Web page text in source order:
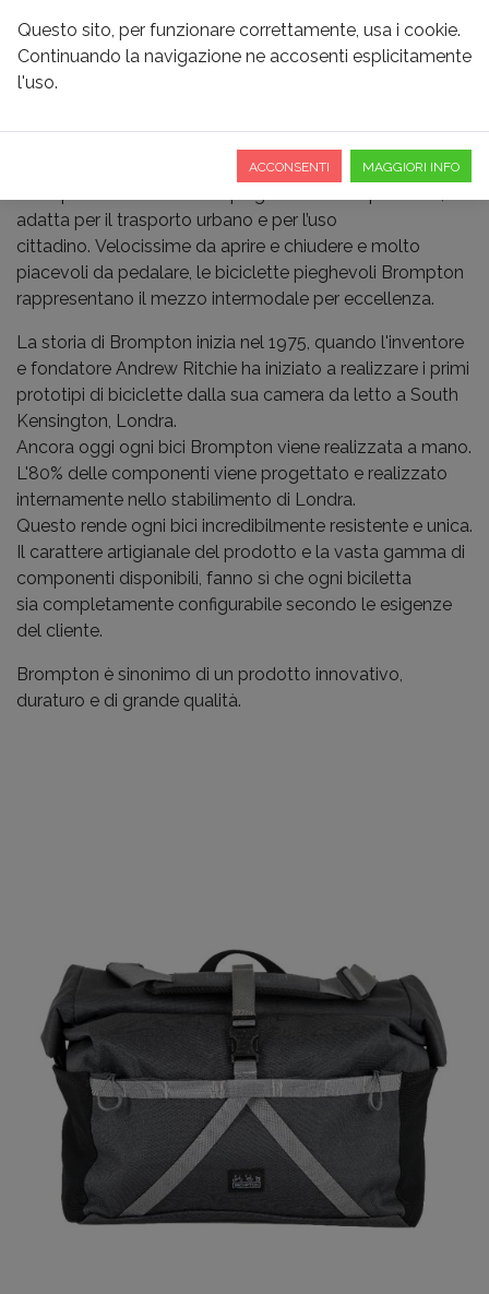
BROMPTON
adatta per il trasporto urbano e per l’uso
cittadino. Velocissime da aprire e chiudere e molto
piacevoli da pedalare, le biciclette pieghevoli Brompton
rappresentano il mezzo intermodale per eccellenza.
La storia di Brompton inizia nel 1975, quando l'inventore
e fondatore Andrew Ritchie ha iniziato a realizzare i primi
prototipi di biciclette dalla sua camera da letto a South
Kensington, Londra.
Ancora oggi ogni bici Brompton viene realizzata a mano.
L'80% delle componenti viene progettato e realizzato
internamente nello stabilimento di Londra.
Questo rende ogni bici incredibilmente resistente e unica.
Il carattere artigianale del prodotto e la vasta gamma di
componenti disponibili, fanno sì che ogni biciletta
sia completamente configurabile secondo le esigenze
del cliente.
Brompton è sinonimo di un prodotto innovativo,
duraturo e di grande qualità.
Questo sito, per funzionare correttamente, usa i cookie.
Continuando la navigazione ne accosenti esplicitamente
l'uso.
ACCONSENTI MAGGIORI INFO